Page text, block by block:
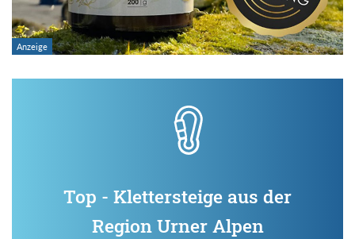
Top - Klettersteige aus der
Region Urner Alpen